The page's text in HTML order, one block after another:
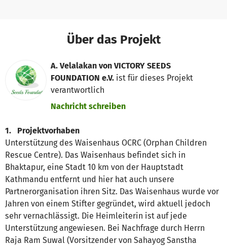
Über das Projekt
A. Velalakan von VICTORY SEEDS
FOUNDATION e.V. ist für dieses Projekt
verantwortlich
Nachricht schreiben
1.
Projektvorhaben
Unterstützung des Waisenhaus OCRC (Orphan Children
Rescue Centre). Das Waisenhaus befindet sich in
Bhaktapur, eine Stadt 10 km von der Hauptstadt
Kathmandu entfernt und hier hat auch unsere
Partnerorganisation ihren Sitz. Das Waisenhaus wurde vor
Jahren von einem Stifter gegründet, wird aktuell jedoch
sehr vernachlässigt. Die Heimleiterin ist auf jede
Unterstützung angewiesen. Bei Nachfrage durch Herrn
Raja Ram Suwal (Vorsitzender von Sahayog Sanstha